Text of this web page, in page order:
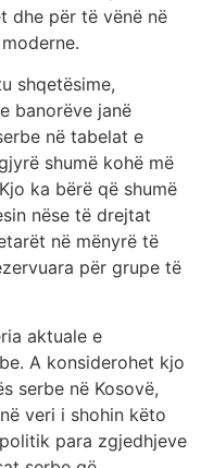
dhe për të vënë në
shqetësime,
banorëve janë
në tabelat e
shumë kohë më
ka bërë që shumë
nëse të drejtat
në mënyrë të
për grupe të
aktuale e
A konsiderohet kjo
serbe në Kosovë,
veri i shohin këto
para zgjedhjeve